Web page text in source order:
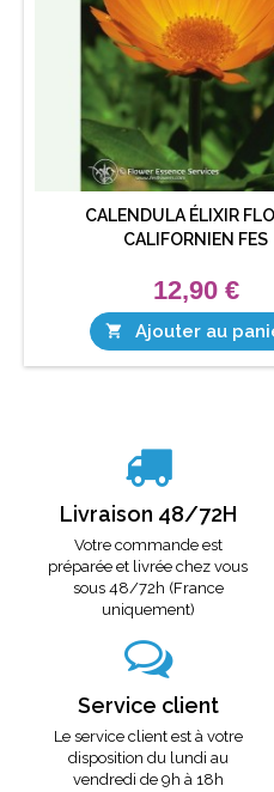
CALENDULA ÉLIXIR
CALIFORNIEN FES
12,90 €
 Ajouter au
Livraison 48/72H
Votre commande est
préparée et livrée chez vous
sous 48/72h (France
uniquement)
Service client
Le service client est à votre
disposition du lundi au
vendredi de 9h à 18h